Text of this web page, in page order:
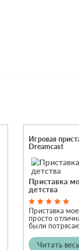
Игровая
Dreamcast
Приставка
детства
Приставка
просто
были
Читать